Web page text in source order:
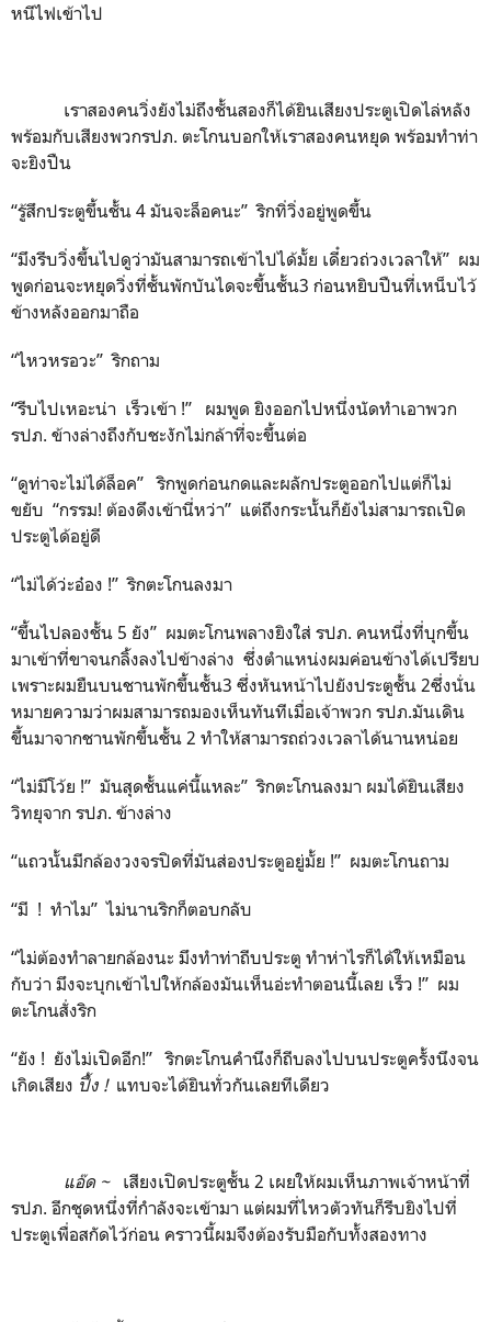
หนีไฟเข้าไป
เราสองคนวิ่งยังไม่ถึงชั้นสองก็ได้ยินเสียงประตูเปิดไล่หลัง
พร้อมกับเสียงพวกรปภ. ตะโกนบอกให้เราสองคนหยุด พร้อมทำท่า
จะยิงปืน
“รู้สึกประตูขึ้นชั้น 4 มันจะล็อคนะ” ริกทิ่วิ่งอยู่พูดขึ้น
“มึงรีบวิ่งขึ้นไปดูว่ามันสามารถเข้าไปได้มั้ย เดี๋ยวถ่วงเวลาให้” ผม
พูดก่อนจะหยุดวิ่งที่ชั้นพักบันไดจะขึ้นชั้น3 ก่อนหยิบปืนที่เหน็บไว้
ข้างหลังออกมาถือ
“ไหวหรอวะ” ริกถาม
“รีบไปเหอะน่า เร็วเข้า !” ผมพูด ยิงออกไปหนึ่งนัดทำเอาพวก
รปภ. ข้างล่างถึงกับชะงักไม่กล้าที่จะขึ้นต่อ
“ดูท่าจะไม่ได้ล็อค” ริกพูดก่อนกดและผลักประตูออกไปแต่ก็ไม่
ขยับ “กรรม! ต้องดึงเข้านี่หว่า” แต่ถึงกระนั้นก็ยังไม่สามารถเปิด
ประตูได้อยู่ดี
“ไม่ได้ว่ะอ๋อง !” ริกตะโกนลงมา
“ขึ้นไปลองชั้น 5 ยัง” ผมตะโกนพลางยิงใส่ รปภ. คนหนึ่งที่บุกขึ้น
มาเข้าที่ขาจนกลิ้งลงไปข้างล่าง ซึ่งตำแหน่งผมค่อนข้างได้เปรียบ
เพราะผมยืนบนชานพักขึ้นชั้น3 ซึ่งหันหน้าไปยังประตูชั้น 2ซึ่งนั่น
หมายความว่าผมสามารถมองเห็นทันทีเมื่อเจ้าพวก รปภ.มันเดิน
ขึ้นมาจากชานพักขึ้นชั้น 2 ทำให้สามารถถ่วงเวลาได้นานหน่อย
“ไม่มีโว้ย !” มันสุดชั้นแค่นี้แหละ” ริกตะโกนลงมา ผมได้ยินเสียง
วิทยุจาก รปภ. ข้างล่าง
“แถวนั้นมีกล้องวงจรปิดที่มันส่องประตูอยู่มั้ย !” ผมตะโกนถาม
“มี ! ทำไม” ไม่นานริกก็ตอบกลับ
“ไม่ต้องทำลายกล้องนะ มึงทำท่าถีบประตู ทำห่าไรก็ได้ให้เหมือน
กับว่า มึงจะบุกเข้าไปให้กล้องมันเห็นอ่ะทำตอนนี้เลย เร็ว !” ผม
ตะโกนสั่งริก
“ยัง ! ยังไม่เปิดอีก!” ริกตะโกนคำนึงก็ถีบลงไปบนประตูครั้งนึงจน
เกิดเสียง ปึ้ง ! แทบจะได้ยินทั่วกันเลยทีเดียว
แอ๊ด ~เสียงเปิดประตูชั้น 2 เผยให้ผมเห็นภาพเจ้าหน้าที่
รปภ. อีกชุดหนึ่งที่กำลังจะเข้ามา แต่ผมที่ไหวตัวทันก็รีบยิงไปที่
ประตูเพื่อสกัดไว้ก่อน คราวนี้ผมจึงต้องรับมือกับทั้งสองทาง